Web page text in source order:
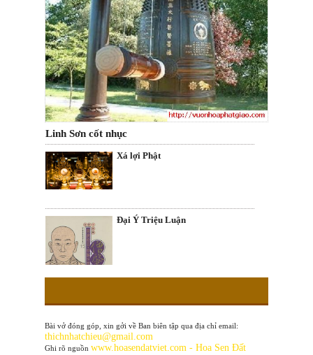
Linh Sơn cốt nhục
Xá lợi Phật
Ðại Ý Triệu Luận
Bài vở đóng góp, xin gởi về Ban biên tập qua địa chỉ email:
thichnhatchieu@gmail.com
Ghi rõ nguồn www.hoasendatviet.com - Hoa Sen Đất